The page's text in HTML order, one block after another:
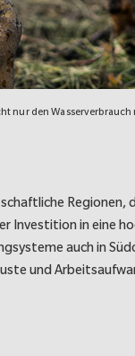
nur den
in eine
auch in
und